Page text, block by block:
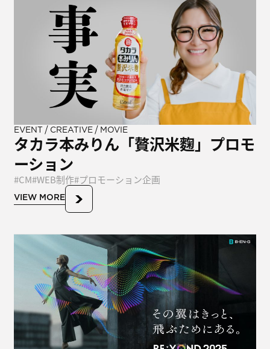
EVENT/CREATIVE/MOVIE
タカラ本みりん「贅沢米麴」プロモ
ーション
CM WEB制作 プロモーション企画
VIEW MORE